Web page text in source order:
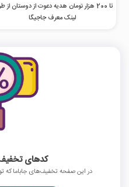
تا 200 هزار تومان هدیه دعوت از دوستان از
لینک معرف جاجیگا
کدهای تخفیف
در این صفحه تخفیف‌های جاباما که